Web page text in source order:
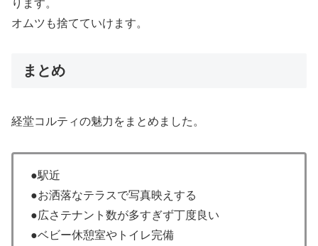
ります。
オムツも捨てていけます。
まとめ
経堂コルティの魅力をまとめました。
●駅近
●お洒落なテラスで写真映えする
●広さテナント数が多すぎず丁度良い
●ベビー休憩室やトイレ完備